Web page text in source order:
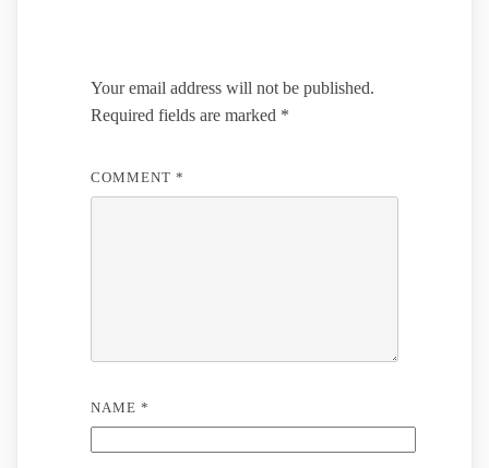
Your email address will not be published.
Required fields are marked *
COMMENT *
NAME *